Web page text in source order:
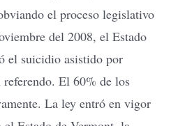
el proceso legislativo
del 2008, el Estado
el suicidio asistido por
referendo. El 60% de los
La ley entró en vigor